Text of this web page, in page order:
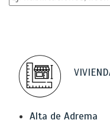
Alta de Adrema